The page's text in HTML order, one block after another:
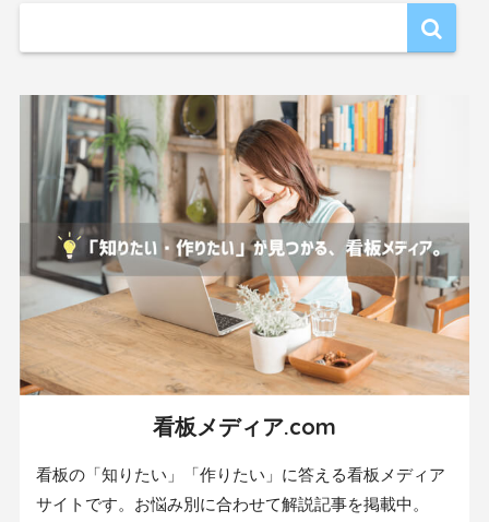
看板メディア.com
看板の「知りたい」「作りたい」に答える看板メディア
サイトです。お悩み別に合わせて解説記事を掲載中。